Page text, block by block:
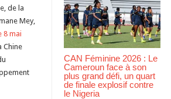
CAN Féminine 2026 : Le
Cameroun face à son
plus grand défi, un quart
de finale explosif contre
le Nigeria
de la
Mey,
8 mai
Chine